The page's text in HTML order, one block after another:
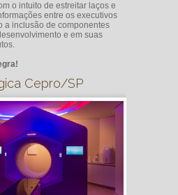
o intuito de estreitar laços e
entre os executivos
a inclusão de componentes
e em suas
Cepro/SP